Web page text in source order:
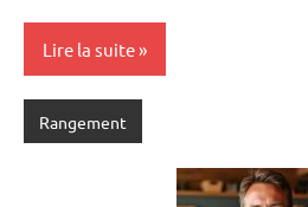
Lire la suite
Rangement